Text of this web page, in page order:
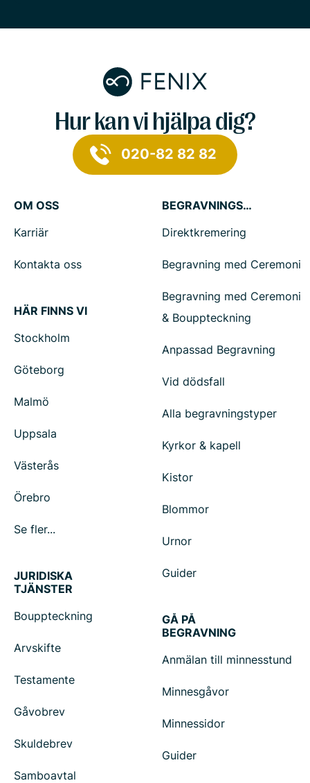
Hur kan vi hjälpa dig?
020-82 82 82
OM OSS
Karriär
Kontakta oss
HÄR FINNS VI
Stockholm
Göteborg
Malmö
Uppsala
Västerås
Örebro
Se fler...
BEGRAVNINGSTJÄNSTER
Direktkremering
Begravning med Ceremoni
Begravning med Ceremoni
& Bouppteckning
Anpassad Begravning
Vid dödsfall
Alla begravningstyper
Kyrkor & kapell
Kistor
Blommor
Urnor
Guider
JURIDISKA
TJÄNSTER
Bouppteckning
Arvskifte
Testamente
Gåvobrev
Skuldebrev
Samboavtal
GÅ PÅ
BEGRAVNING
Anmälan till minnesstund
Minnesgåvor
Minnessidor
Guider